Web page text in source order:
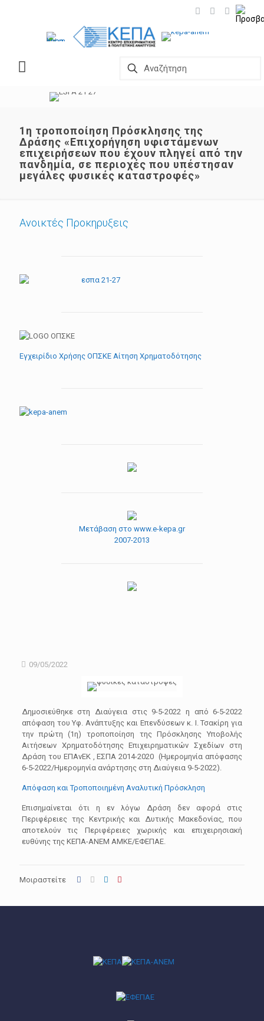
1η τροποποίηση Πρόσκλησης της
Δράσης «Επιχορήγηση υφιστάμενων
επιχειρήσεων που έχουν πληγεί από την
πανδημία, σε περιοχές που υπέστησαν
μεγάλες φυσικές καταστροφές»
09/05/2022
Δημοσιεύθηκε στη Διαύγεια στις 9-5-2022 η από 6-5-2022
απόφαση του Υφ. Ανάπτυξης και Επενδύσεων κ. Ι. Τσακίρη για
την πρώτη (1η) τροποποίηση της Πρόσκλησης Υποβολής
Αιτήσεων Χρηματοδότησης Επιχειρηματικών Σχεδίων στη
Δράση του ΕΠΑνΕΚ , ΕΣΠΑ 2014-2020 (Hμερομηνία απόφασης
6-5-2022/Ημερομηνία ανάρτησης στη Διαύγεια 9-5-2022).
Απόφαση και Τροποποιημένη Αναλυτική Πρόσκληση
Επισημαίνεται ότι η εν λόγω Δράση δεν αφορά στις
Περιφέρειες της Κεντρικής και Δυτικής Μακεδονίας, που
αποτελούν τις Περιφέρειες χωρικής και επιχειρησιακή
ευθύνης της ΚΕΠΑ-ΑΝΕΜ ΑΜΚΕ/ΕΦΕΠΑΕ.
Μοιραστείτε
Ανοικτές Προκηρυξεις
Εγχειρίδιο Χρήσης ΟΠΣΚΕ Αίτηση Χρηματοδότησης
Μετάβαση στο www.e-kepa.gr
2007-2013